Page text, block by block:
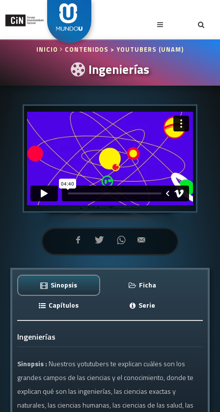
INICIO CONTENIDOS > YOUTUBERS (UNAM)
Ingenierías
Sinopsis
Ficha
Capítulos
Serie
Ingenierías
Sinopsis : Nuestros yotutubers te explican cuáles son los
grandes campos de las ciencias y el conocimiento, donde te
explican qué son las ingenierías, las ciencias exactas y
naturales, las ciencias humanas, las ciencias de las salud, las